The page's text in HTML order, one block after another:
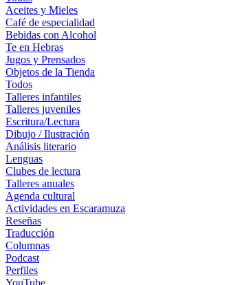
Aceites y Mieles
Café de especialidad
Bebidas con Alcohol
Te en Hebras
Jugos y Prensados
Objetos de la Tienda
Todos
Talleres infantiles
Talleres juveniles
Escritura/Lectura
Dibujo / Ilustración
Análisis literario
Lenguas
Clubes de lectura
Talleres anuales
Agenda cultural
Actividades en Escaramuza
Reseñas
Traducción
Columnas
Podcast
Perfiles
YouTube